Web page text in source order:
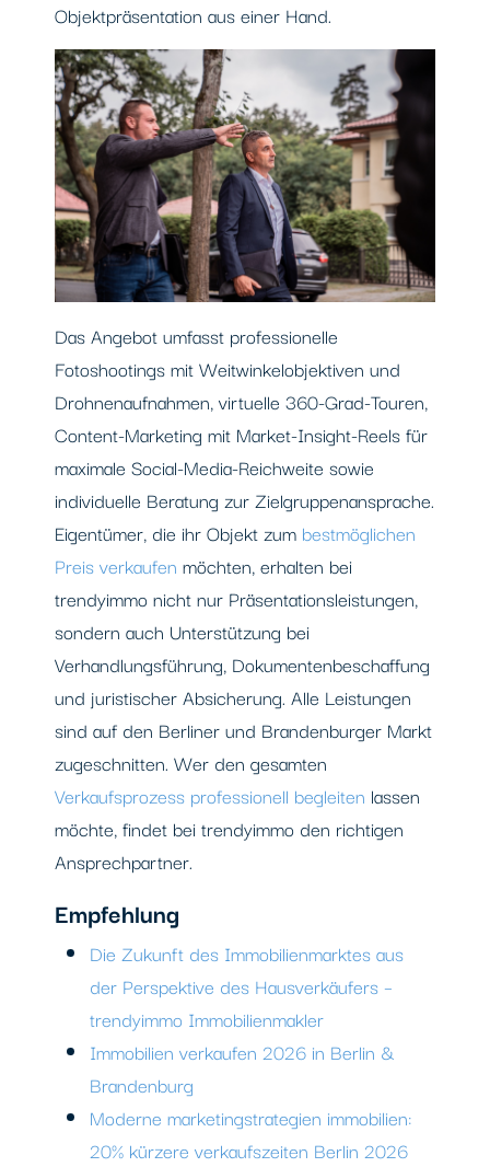
Objektpräsentation aus einer Hand.
Das Angebot umfasst professionelle
Fotoshootings mit Weitwinkelobjektiven und
Drohnenaufnahmen, virtuelle 360-Grad-Touren,
Content-Marketing mit Market-Insight-Reels für
maximale Social-Media-Reichweite sowie
individuelle Beratung zur Zielgruppenansprache.
Eigentümer, die ihr Objekt zum bestmöglichen
Preis verkaufen möchten, erhalten bei
trendyimmo nicht nur Präsentationsleistungen,
sondern auch Unterstützung bei
Verhandlungsführung, Dokumentenbeschaffung
und juristischer Absicherung. Alle Leistungen
sind auf den Berliner und Brandenburger Markt
zugeschnitten. Wer den gesamten
Verkaufsprozess professionell begleiten lassen
möchte, findet bei trendyimmo den richtigen
Ansprechpartner.
Empfehlung
Die Zukunft des Immobilienmarktes aus
der Perspektive des Hausverkäufers –
trendyimmo Immobilienmakler
Immobilien verkaufen 2026 in Berlin &
Brandenburg
Moderne marketingstrategien immobilien:
20% kürzere verkaufszeiten Berlin 2026